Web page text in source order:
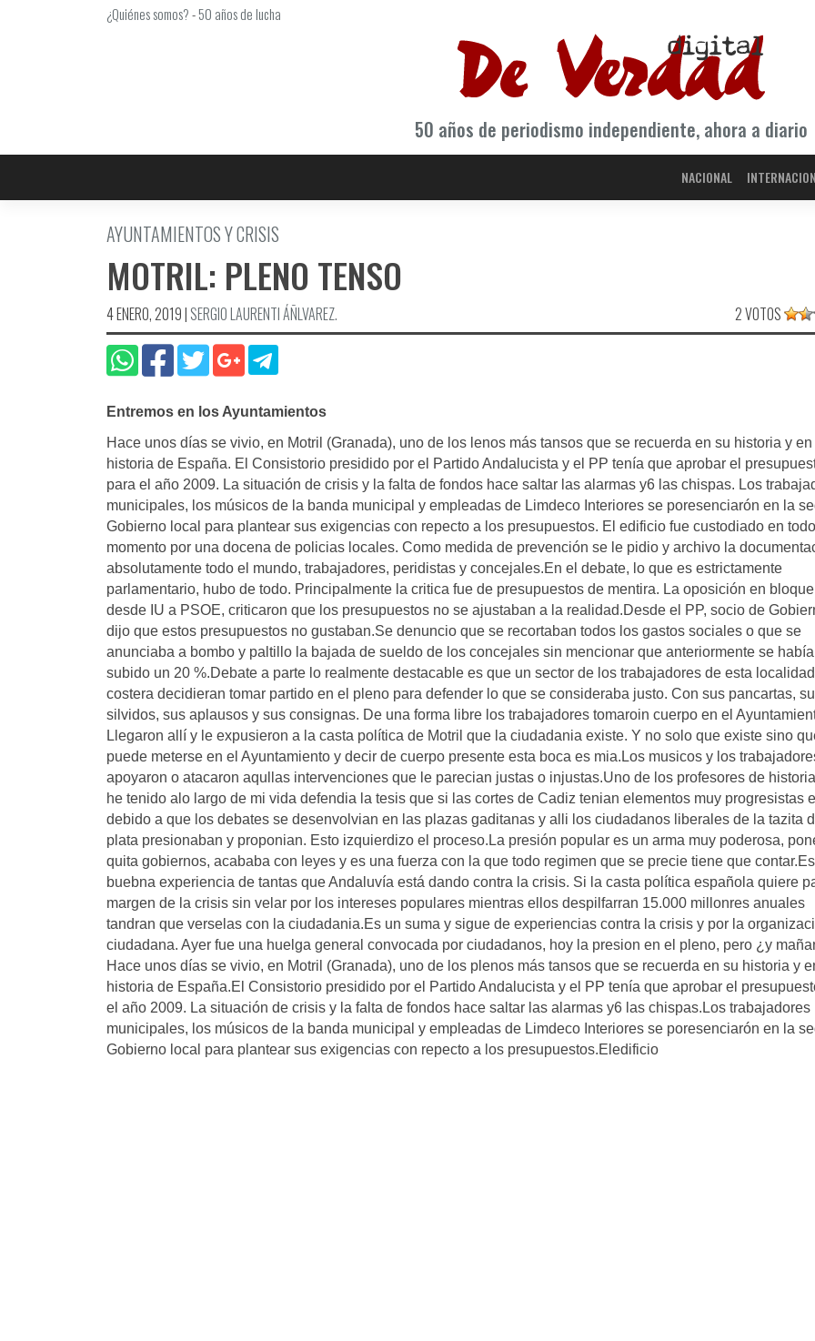
¿Quiénes somos?-50 años de lucha
50 años de periodismo independiente, ahora a diario
NACIONAL
AYUNTAMIENTOS Y CRISIS
MOTRIL: PLENO TENSO
4 ENERO, 2019| SERGIO LAURENTI ÁÑLVAREZ. 2 VOTOS
Entremos en los Ayuntamientos
Hace unos días se vivio, en Motril (Granada), uno de los lenos más tansos que se recuerda en su historia y
historia de España. El Consistorio presidido por el Partido Andalucista y el PP tenía que aprobar el
para el año 2009. La situación de crisis y la falta de fondos hace saltar las alarmas y6 las chispas. Los
municipales, los músicos de la banda municipal y empleadas de Limdeco Interiores se poresenciarón en la
Gobierno local para plantear sus exigencias con repecto a los presupuestos. El edificio fue custodiado en todo
momento por una docena de policias locales. Como medida de prevención se le pidio y archivo la
absolutamente todo el mundo, trabajadores, peridistas y concejales.En el debate, lo que es estrictamente
parlamentario, hubo de todo. Principalmente la critica fue de presupuestos de mentira. La oposición en
desde IU a PSOE, criticaron que los presupuestos no se ajustaban a la realidad.Desde el PP, socio de
dijo que estos presupuestos no gustaban.Se denuncio que se recortaban todos los gastos sociales o que se
anunciaba a bombo y paltillo la bajada de sueldo de los concejales sin mencionar que anteriormente se había
subido un 20 %.Debate a parte lo realmente destacable es que un sector de los trabajadores de esta localidad
costera decidieran tomar partido en el pleno para defender lo que se consideraba justo. Con sus pancartas,
silvidos, sus aplausos y sus consignas. De una forma libre los trabajadores tomaroin cuerpo en el
Llegaron allí y le expusieron a la casta política de Motril que la ciudadania existe. Y no solo que existe sino
puede meterse en el Ayuntamiento y decir de cuerpo presente esta boca es mia.Los musicos y los
apoyaron o atacaron aqullas intervenciones que le parecian justas o injustas.Uno de los profesores de
he tenido alo largo de mi vida defendia la tesis que si las cortes de Cadiz tenian elementos muy progresistas
debido a que los debates se desenvolvian en las plazas gaditanas y alli los ciudadanos liberales de la tazita
plata presionaban y proponian. Esto izquierdizo el proceso.La presión popular es un arma muy poderosa,
quita gobiernos, acababa con leyes y es una fuerza con la que todo regimen que se precie tiene que
buebna experiencia de tantas que Andaluvía está dando contra la crisis. Si la casta política española quiere
margen de la crisis sin velar por los intereses populares mientras ellos despilfarran 15.000 millonres anuales
tandran que verselas con la ciudadania.Es un suma y sigue de experiencias contra la crisis y por la
ciudadana. Ayer fue una huelga general convocada por ciudadanos, hoy la presion en el pleno, pero ¿y
Hace unos días se vivio, en Motril (Granada), uno de los plenos más tansos que se recuerda en su historia y
historia de España.El Consistorio presidido por el Partido Andalucista y el PP tenía que aprobar el
el año 2009. La situación de crisis y la falta de fondos hace saltar las alarmas y6 las chispas.Los trabajadores
municipales, los músicos de la banda municipal y empleadas de Limdeco Interiores se poresenciarón en la
Gobierno local para plantear sus exigencias con repecto a los presupuestos.Eledificio